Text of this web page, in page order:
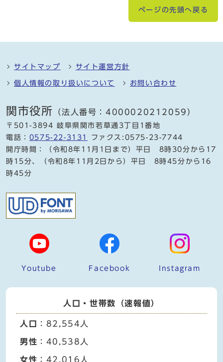
ページの先頭へ戻る
サイトマップ サイト運営方針
個人情報の取り扱いについて お問い合わせ
関市役所 （法人番号：4000020212059）
〒501-3894 岐阜県関市若草通3丁目1番地
電話： 0575-22-3131
ファクス:0575-23-7744
開庁時間：（令和8年11月1日まで）平日 8時30分から17
時15分、（令和8年11月2日から）平日 8時45分から16
時45分
Youtube Facebook Instagram
人口・世帯数（速報値）
人口 ：82,554人
男性 ：40,538人
女性 ：42,016人